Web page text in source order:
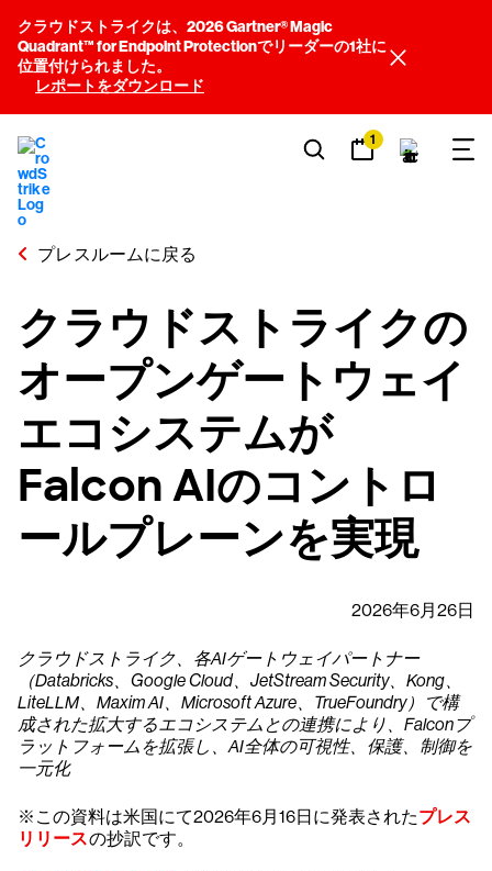
クラウドストライクは、2026 Gartner® Magic
Quadrant™ for Endpoint Protectionでリーダーの1社に
位置付けられました。
レポートをダウンロード
1
プレスルームに戻る
クラウドストライクの
オープンゲートウェイ
エコシステムが
Falcon AIのコントロ
ールプレーンを実現
2026年6月26日
クラウドストライク、各AIゲートウェイパートナー
（Databricks、Google Cloud、JetStream Security、Kong、
LiteLLM、Maxim AI、Microsoft Azure、TrueFoundry）で構
成された拡大するエコシステムとの連携により、Falconプ
ラットフォームを拡張し、AI全体の可視性、保護、制御を
一元化
※この資料は米国にて2026年6月16日に発表されたプレス
リリースの抄訳です。